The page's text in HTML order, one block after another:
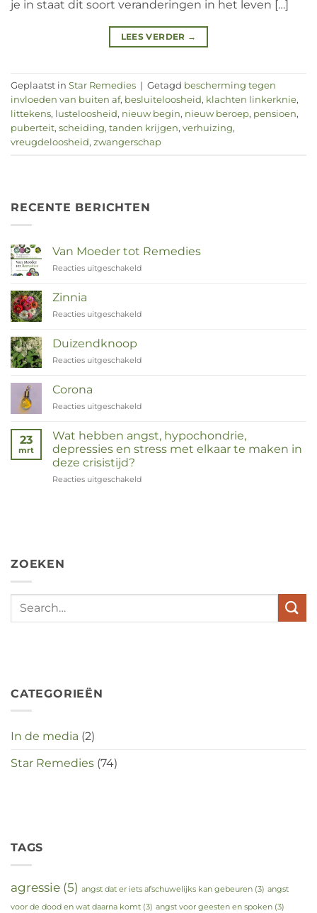
je in staat dit soort veranderingen in het leven […]
LEES VERDER →
Geplaatst in Star Remedies | Getagd bescherming tegen
invloeden van buiten af, besluiteloosheid, klachten linkerknie,
littekens, lusteloosheid, nieuw begin, nieuw beroep, pensioen,
puberteit, scheiding, tanden krijgen, verhuizing,
vreugdeloosheid, zwangerschap
RECENTE BERICHTEN
Van Moeder tot Remedies
Reacties uitgeschakeld
Zinnia
Reacties uitgeschakeld
Duizendknoop
Reacties uitgeschakeld
Corona
Reacties uitgeschakeld
23
mrt
Wat hebben angst, hypochondrie,
depressies en stress met elkaar te maken in
deze crisistijd?
Reacties uitgeschakeld
in
ZOEKEN
CATEGORIEËN
In de media (2)
Star Remedies (74)
TAGS
agressie (5) angst dat er iets afschuwelijks kan gebeuren (3) angst
voor de dood en wat daarna komt (3) angst voor geesten en spoken (3)